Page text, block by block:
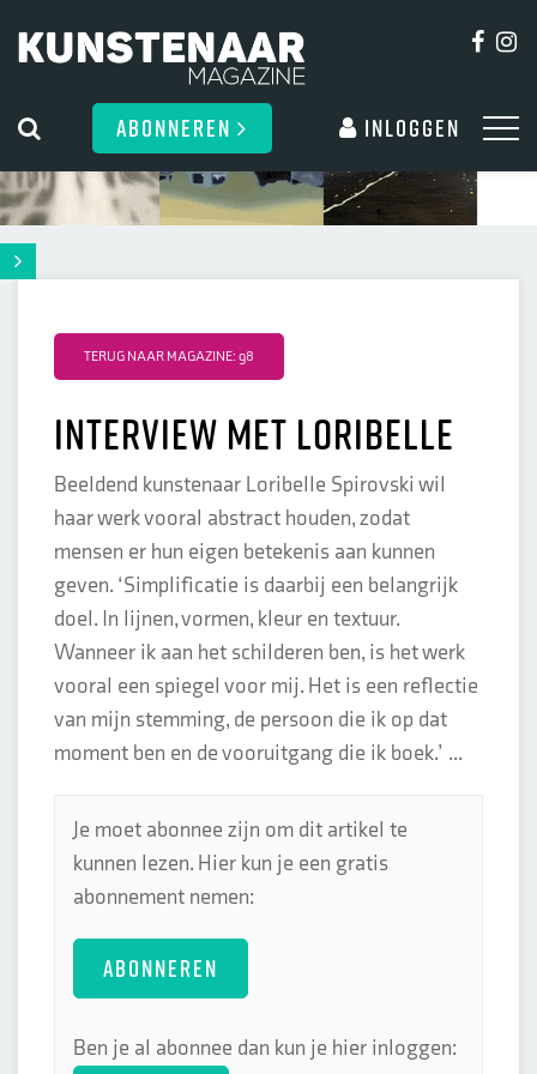
ABONNEREN Inloggen
TERUG NAAR MAGAZINE: 98
Interview met Loribelle
Beeldend kunstenaar Loribelle Spirovski wil
haar werk vooral abstract houden, zodat
mensen er hun eigen betekenis aan kunnen
geven. ‘Simplificatie is daarbij een belangrijk
doel. In lijnen, vormen, kleur en textuur.
Wanneer ik aan het schilderen ben, is het werk
vooral een spiegel voor mij. Het is een reflectie
van mijn stemming, de persoon die ik op dat
moment ben en de vooruitgang die ik boek.’ ...
Je moet abonnee zijn om dit artikel te
kunnen lezen. Hier kun je een gratis
abonnement nemen:
ABONNEREN
Ben je al abonnee dan kun je hier inloggen: